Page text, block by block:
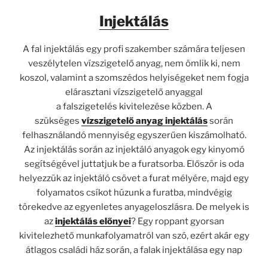
Injektálás
A fal injektálás egy profi szakember számára teljesen
veszélytelen vízszigetelő anyag, nem ömlik ki, nem
koszol, valamint a szomszédos helyiségeket nem fogja
elárasztani vízszigetelő anyaggal
a falszigetelés kivitelezése közben. A
szükséges vízszigetelő anyag injektálássorán
felhasználandó mennyiség egyszerűen kiszámolható.
Az injektálás során az injektáló anyagok egy kinyomó
segítségével juttatjuk be a furatsorba. Először is oda
helyezzük az injektáló csövet a furat mélyére, majd egy
folyamatos csíkot húzunk a furatba, mindvégig
törekedve az egyenletes anyageloszlásra. De melyek is
azinjektáláselőnyei? Egy roppant gyorsan
kivitelezhető munkafolyamatról van szó, ezért akár egy
átlagos családi ház során, a falak injektálása egy nap